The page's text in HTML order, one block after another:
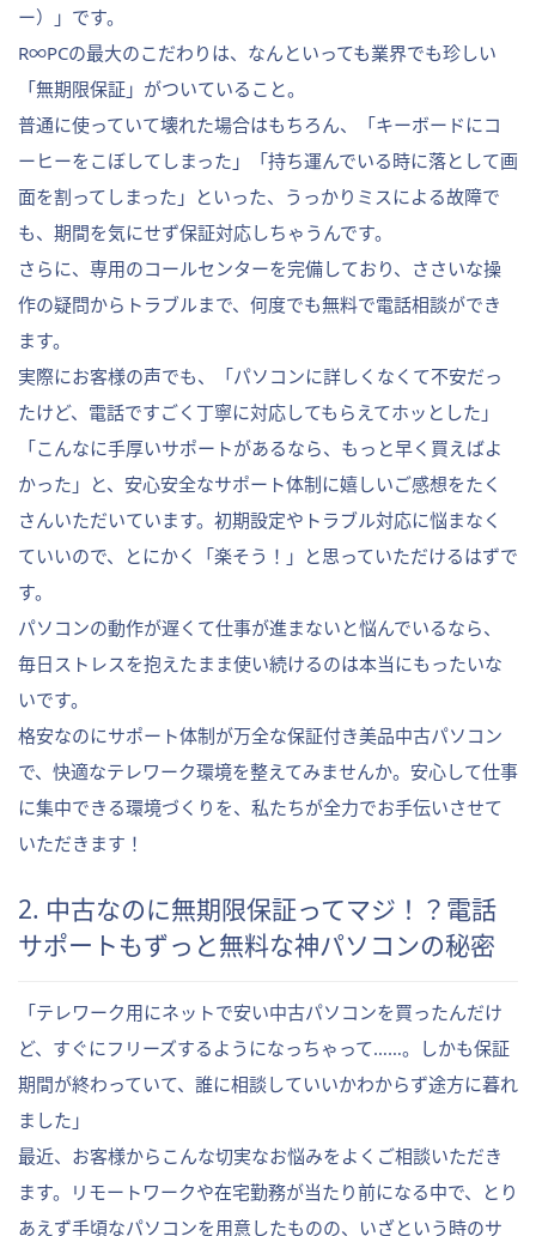
ー）」です。
R∞PCの最大のこだわりは、なんといっても業界でも珍しい
「無期限保証」がついていること。
普通に使っていて壊れた場合はもちろん、「キーボードにコ
ーヒーをこぼしてしまった」「持ち運んでいる時に落として画
面を割ってしまった」といった、うっかりミスによる故障で
も、期間を気にせず保証対応しちゃうんです。
さらに、専用のコールセンターを完備しており、ささいな操
作の疑問からトラブルまで、何度でも無料で電話相談ができ
ます。
実際にお客様の声でも、「パソコンに詳しくなくて不安だっ
たけど、電話ですごく丁寧に対応してもらえてホッとした」
「こんなに手厚いサポートがあるなら、もっと早く買えばよ
かった」と、安心安全なサポート体制に嬉しいご感想をたく
さんいただいています。初期設定やトラブル対応に悩まなく
ていいので、とにかく「楽そう！」と思っていただけるはずで
す。
パソコンの動作が遅くて仕事が進まないと悩んでいるなら、
毎日ストレスを抱えたまま使い続けるのは本当にもったいな
いです。
格安なのにサポート体制が万全な保証付き美品中古パソコン
で、快適なテレワーク環境を整えてみませんか。安心して仕事
に集中できる環境づくりを、私たちが全力でお手伝いさせて
いただきます！
2. 中古なのに無期限保証ってマジ！？電話
サポートもずっと無料な神パソコンの秘密
「テレワーク用にネットで安い中古パソコンを買ったんだけ
ど、すぐにフリーズするようになっちゃって……。しかも保証
期間が終わっていて、誰に相談していいかわからず途方に暮れ
ました」
最近、お客様からこんな切実なお悩みをよくご相談いただき
ます。リモートワークや在宅勤務が当たり前になる中で、とり
あえず手頃なパソコンを用意したものの、いざという時のサ